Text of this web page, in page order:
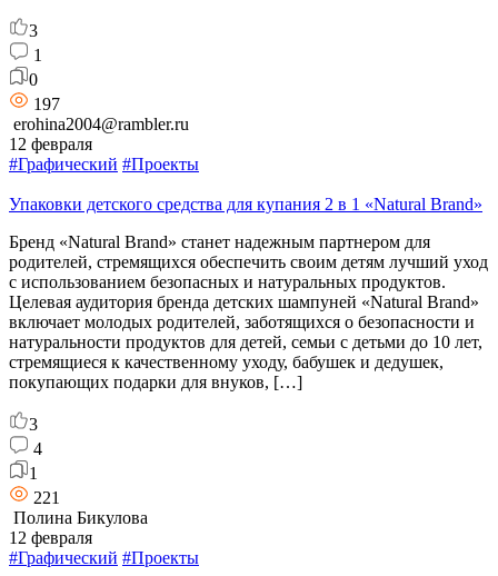
3
1
0
197
erohina2004@rambler.ru
12 февраля
#Графический #Проекты
Упаковки детского средства для купания 2 в 1 «Natural Brand»
Бренд «Natural Brand» станет надежным партнером для
родителей, стремящихся обеспечить своим детям лучший уход
с использованием безопасных и натуральных продуктов.
Целевая аудитория бренда детских шампуней «Natural Brand»
включает молодых родителей, заботящихся о безопасности и
натуральности продуктов для детей, семьи с детьми до 10 лет,
стремящиеся к качественному уходу, бабушек и дедушек,
покупающих подарки для внуков, […]
3
4
1
221
Полина Бикулова
12 февраля
#Графический #Проекты